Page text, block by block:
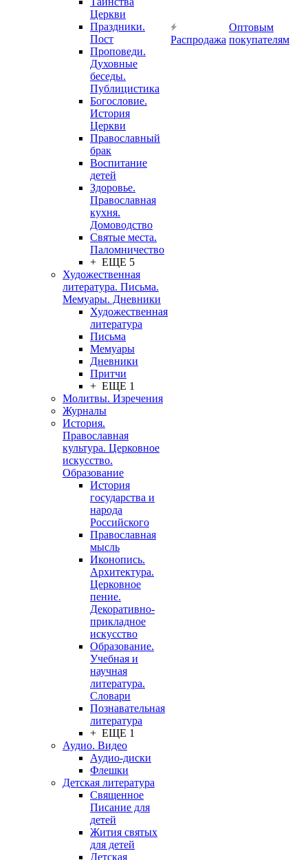
Церкви
Праздники.
Пост
Проповеди.
Духовные
беседы.
Публицистика
Богословие.
История
Церкви
Православный
брак
Воспитание
детей
Здоровье.
Православная
кухня.
Домоводство
Святые места.
Паломничество
+ ЕЩЕ 5
Художественная
литература. Письма.
Мемуары. Дневники
Художественная
литература
Письма
Мемуары
Дневники
Притчи
+ ЕЩЕ 1
Молитвы. Изречения
Журналы
История.
Православная
культура. Церковное
искусство.
Образование
История
государства и
народа
Российского
Православная
мысль
Иконопись.
Архитектура.
Церковное
пение.
Декоративно-
прикладное
искусство
Образование.
Учебная и
научная
литература.
Словари
Познавательная
литература
+ ЕЩЕ 1
Аудио. Видео
Аудио-диски
Флешки
Детская литература
Священное
Писание для
детей
Жития святых
для детей
Детская
Распродажа
Оптовым
покупателям